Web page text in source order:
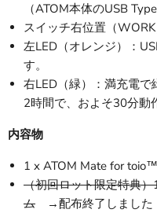
（ATOM本体のUSB
スイッチ右位置（
左LED（オレンジ）：
す。
右LED（緑）：満充電で
2時間で、およそ30分動
内容物
1 x ATOM Mate for toio™
（初回ロット限定特典
ム →配布終了しました